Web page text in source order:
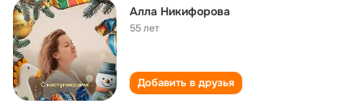
Алла Никифорова
55 лет
Добавить в друзья